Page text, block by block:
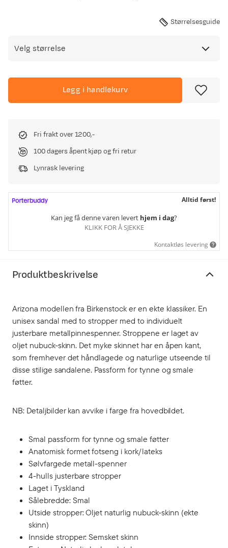
Størrelsesguide
Velg størrelse
Legg i handlekurv
Fri frakt over 1200,-
100 dagers åpent kjøp og fri retur
Lynrask levering
Alltid først!
Kan jeg få denne varen levert hjem i dag?
KLIKK FOR Å SJEKKE
Kontaktløs levering
Produktbeskrivelse
Arizona modellen fra Birkenstock er en ekte klassiker. En
unisex sandal med to stropper med to individuelt
justerbare metallpinnespenner. Stroppene er laget av
oljet nubuck-skinn. Det myke skinnet har en åpen kant,
som fremhever det håndlagede og naturlige utseende til
disse stilige sandalene. Passform for tynne og smale
føtter.
NB: Detaljbilder kan avvike i farge fra hovedbildet.
Smal passform for tynne og smale føtter
Anatomisk formet fotseng i kork/lateks
Sølvfargede metall-spenner
4-hulls justerbare stropper
Laget i Tyskland
Sålebredde: Smal
Utside stropper: Oljet naturlig nubuck-skinn (ekte
skinn)
Innside stropper: Semsket skinn